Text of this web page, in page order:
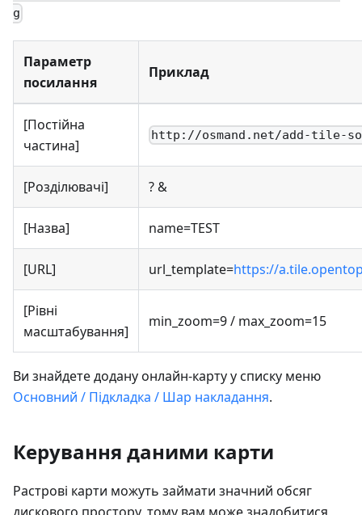
g
Параметр
посилання
Приклад
[Постійна
частина]
http://osmand.net/add-tile-
[Розділювачі] ? &
[Назва] name=TEST
[URL] url_template=https://
[Рівні
масштабування]
min_zoom=9 / max_zoom=15
Ви знайдете додану онлайн-карту у списку меню
Основний / Підкладка / Шар накладання.
Керування даними карти
Растрові карти можуть займати значний обсяг
дискового простору, тому вам може знадобитися